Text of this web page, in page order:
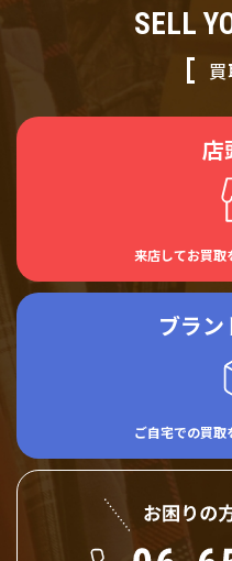
SELL
店
来店してお買取
ブラ
ご自宅での買取